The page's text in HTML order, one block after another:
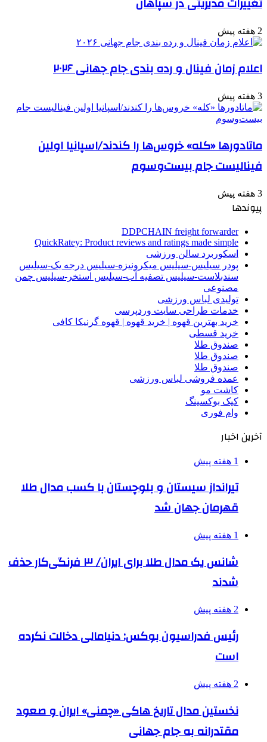
2 هفته پیش
اعلام زمان فینال و رده بندی جام جهانی ۲۰۲۶
3 هفته پیش
ماتادورها «کله» خروس‌ها را کندند/اسپانیا اولین
فینالیست جام بیست‌وسوم
3 هفته پیش
پیوندها
DDPCHAIN freight forwarder
QuickRatey: Product reviews and ratings made simple
اسکوربرد سالن ورزشی
پودر سیلیس-سیلیس میکرونیزه-سیلیس درجه یک-سیلیس
سندبلاست-سیلیس تصفیه آب-سیلیس استخر-سیلیس چمن
مصنوعی
تولیدی لباس ورزشی
خدمات طراحی سایت وردپرسی
خرید بهترین قهوه | خرید قهوه | قهوه گرنیکا کافی
خرید قسطی
صندوق طلا
صندوق طلا
صندوق طلا
عمده فروشی لباس ورزشی
کاشت مو
کیک بوکسینگ
وام فوری
آخرین اخبار
1 هفته پیش
تیرانداز سیستان و بلوچستان با کسب مدال طلا
قهرمان جهان شد
1 هفته پیش
شانس یک مدال طلا برای ایران/ ۳ فرنگی‌کار حذف
شدند
2 هفته پیش
رئیس فدراسیون بوکس: دنیامالی دخالت نکرده
است
2 هفته پیش
نخستین مدال تاریخ هاکی «چمنی» ایران و صعود
مقتدرانه به جام جهانی